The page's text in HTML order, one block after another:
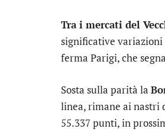
Tra i mercati del
significative
ferma Parigi, che
Sosta sulla parità la
linea, rimane ai nastri
55.337 punti, in